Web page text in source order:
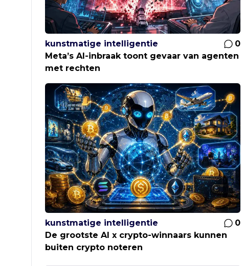
kunstmatige intelligentie
0
Meta’s AI-inbraak toont gevaar van agenten
met rechten
kunstmatige intelligentie
0
De grootste AI x crypto-winnaars kunnen
buiten crypto noteren